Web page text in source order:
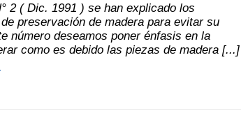
2 ( Dic. 1991 ) se han explicado los
preservación de madera para evitar su
número deseamos poner énfasis en la
como es debido las piezas de madera [...]